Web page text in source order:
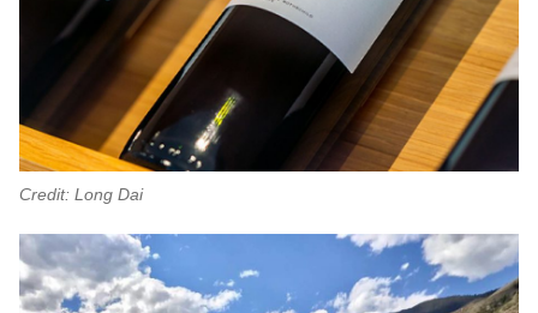
Credit: Long Dai